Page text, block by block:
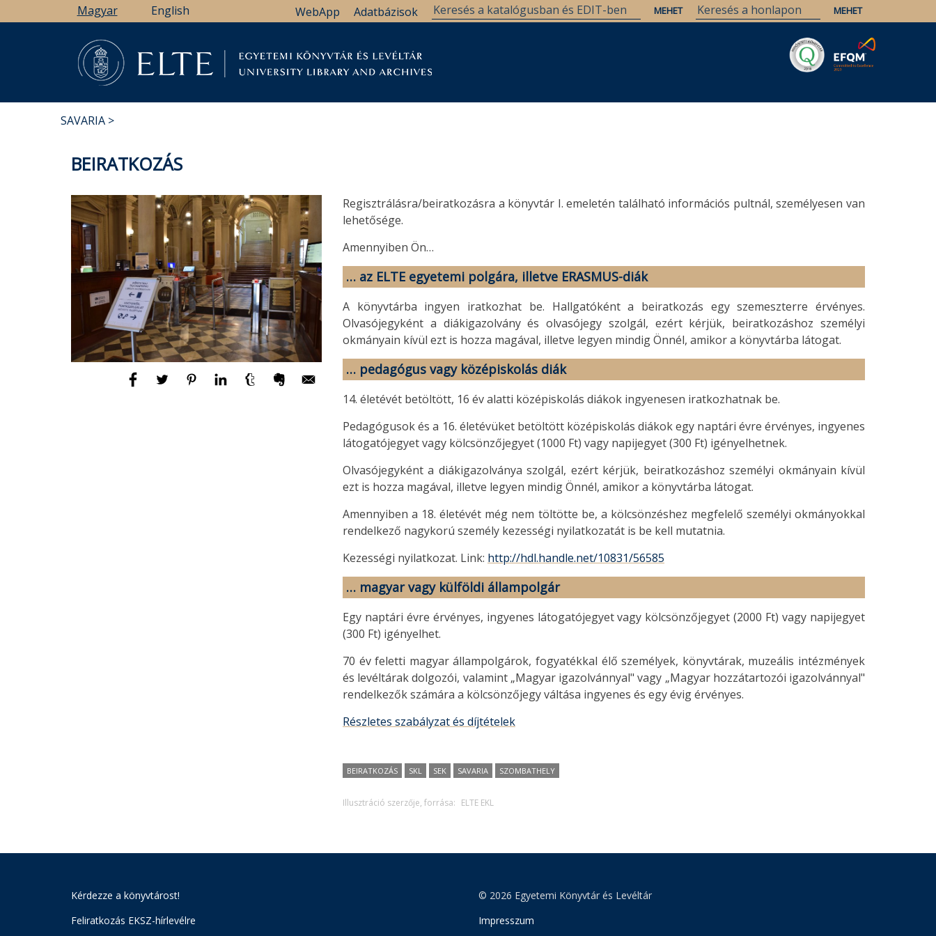
a
Magyar English Adatbázisok
WebApp
SAVARIA
BEIRATKOZÁS
Regisztrálásra/beiratkozásra a könyvtár I. emeletén található információs pultnál, személyesen van
lehetősége.
Amennyiben Ön…
… az ELTE egyetemi polgára, illetve ERASMUS-diák
A könyvtárba ingyen iratkozhat be. Hallgatóként a beiratkozás egy szemeszterre érvényes.
Olvasójegyként a diákigazolvány és olvasójegy szolgál, ezért kérjük, beiratkozáshoz személyi
okmányain kívül ezt is hozza magával, illetve legyen mindig Önnél, amikor a könyvtárba látogat.
… pedagógus vagy középiskolás diák
14. életévét betöltött, 16 év alatti középiskolás diákok ingyenesen iratkozhatnak be.
Pedagógusok és a 16. életévüket betöltött középiskolás diákok egy naptári évre érvényes, ingyenes
látogatójegyet vagy kölcsönzőjegyet (1000 Ft) vagy napijegyet (300 Ft) igényelhetnek.
Olvasójegyként a diákigazolványa szolgál, ezért kérjük, beiratkozáshoz személyi okmányain kívül
ezt is hozza magával, illetve legyen mindig Önnél, amikor a könyvtárba látogat.
Amennyiben a 18. életévét még nem töltötte be, a kölcsönzéshez megfelelő személyi okmányokkal
rendelkező nagykorú személy kezességi nyilatkozatát is be kell mutatnia.
Kezességi nyilatkozat. Link: http://hdl.handle.net/10831/56585
… magyar vagy külföldi állampolgár
Egy naptári évre érvényes, ingyenes látogatójegyet vagy kölcsönzőjegyet (2000 Ft) vagy napijegyet
(300 Ft) igényelhet.
70 év feletti magyar állampolgárok, fogyatékkal élő személyek, könyvtárak, muzeális intézmények
és levéltárak dolgozói, valamint „Magyar igazolvánnyal" vagy „Magyar hozzátartozói igazolvánnyal"
rendelkezők számára a kölcsönzőjegy váltása ingyenes és egy évig érvényes.
Részletes szabályzat és díjtételek
BEIRATKOZÁS SKL SEK SAVARIA SZOMBATHELY
Illusztráció szerzője, forrása: ELTE EKL
Kérdezze a könyvtárost!
Feliratkozás EKSZ-hírlevélre
© 2026 Egyetemi Könyvtár és Levéltár
Impresszum